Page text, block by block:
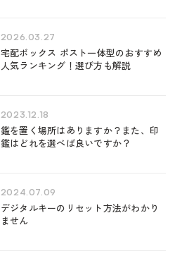
2026.03.27
宅配ボックス ポスト一体型のおすすめ
人気ランキング！選び方も解説
2023.12.18
鑑を置く場所はありますか？また、印
鑑はどれを選べば良いですか？
2024.07.09
デジタルキーのリセット方法がわかり
ません